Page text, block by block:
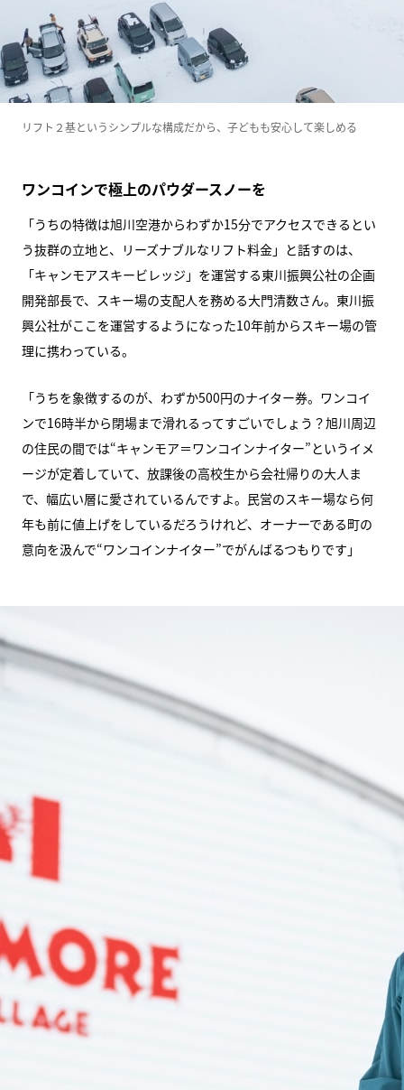
リフト２基というシンプルな構成だから、子どもも安心して楽しめる
ワンコインで極上のパウダースノーを
「うちの特徴は旭川空港からわずか15分でアクセスできるとい
う抜群の立地と、リーズナブルなリフト料金」と話すのは、
「キャンモアスキービレッジ」を運営する東川振興公社の企画
開発部長で、スキー場の支配人を務める大門清数さん。東川振
興公社がここを運営するようになった10年前からスキー場の管
理に携わっている。
「うちを象徴するのが、わずか500円のナイター券。ワンコイ
ンで16時半から閉場まで滑れるってすごいでしょう？旭川周辺
の住民の間では“キャンモア＝ワンコインナイター”というイメ
ージが定着していて、放課後の高校生から会社帰りの大人ま
で、幅広い層に愛されているんですよ。民営のスキー場なら何
年も前に値上げをしているだろうけれど、オーナーである町の
意向を汲んで“ワンコインナイター”でがんばるつもりです」